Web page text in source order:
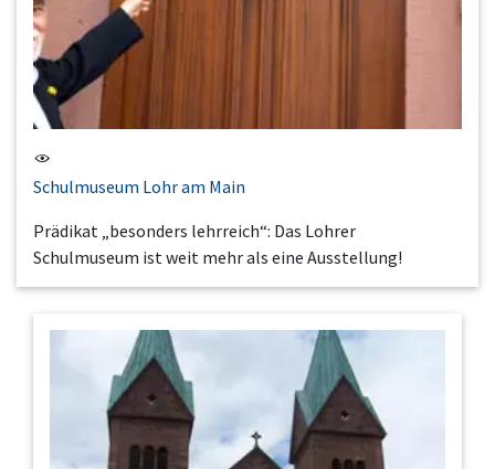
Schulmuseum Lohr am Main
Prädikat „besonders lehrreich“: Das Lohrer
Schulmuseum ist weit mehr als eine Ausstellung!